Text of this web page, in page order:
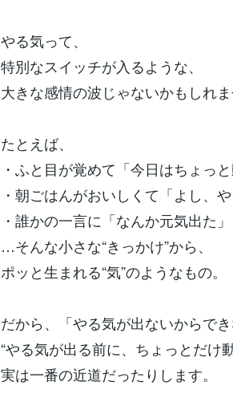
やる気って、
特別なスイッチが入るような、
大きな感情の波じゃないかもしれま
たとえば、
・ふと目が覚めて「今日はちょっと
・朝ごはんがおいしくて「よし、や
・誰かの一言に「なんか元気出た」
…そんな小さな“きっかけ”から、
ポッと生まれる“気”のようなもの。
だから、「やる気が出ないからでき
“やる気が出る前に、ちょっとだけ
実は一番の近道だったりします。